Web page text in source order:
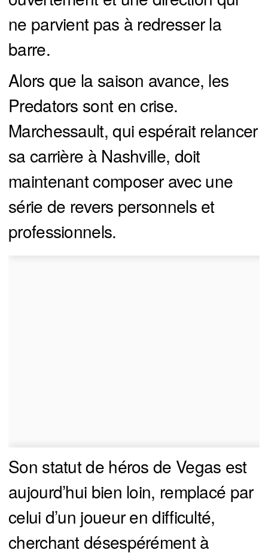
ne parvient pas à redresser la
barre.
Alors que la saison avance, les
Predators sont en crise.
Marchessault, qui espérait relancer
sa carrière à Nashville, doit
maintenant composer avec une
série de revers personnels et
professionnels.
Son statut de héros de Vegas est
aujourd’hui bien loin, remplacé par
celui d’un joueur en difficulté,
cherchant désespérément à